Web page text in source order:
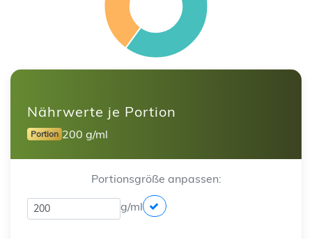
Nährwerte je Portion
Portion 200 g/ml
Portionsgröße anpassen:
g/ml